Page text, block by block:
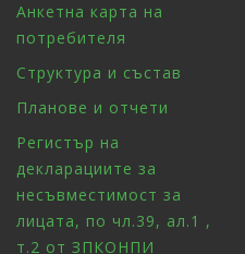
Анкетна карта на
потребителя
Структура и състав
Планове и отчети
Регистър на
декларациите за
несъвместимост за
лицата, по чл.39, ал.1 ,
т.2 от ЗПКОНПИ